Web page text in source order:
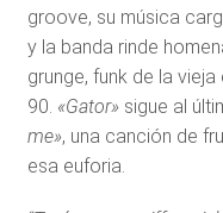
groove, su música
y la banda rinde
grunge, funk de la
90. «Gator»sigue al
me», una canción de
esa euforia.